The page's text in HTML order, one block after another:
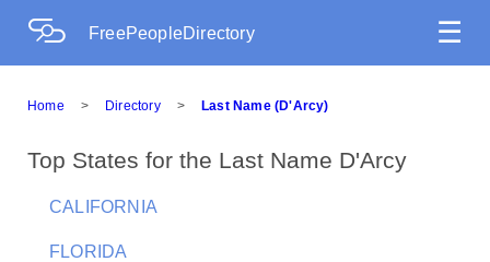
FreePeopleDirectory ☰
Home > Directory > Last Name (D'Arcy)
Top States for the Last Name D'Arcy
CALIFORNIA
FLORIDA